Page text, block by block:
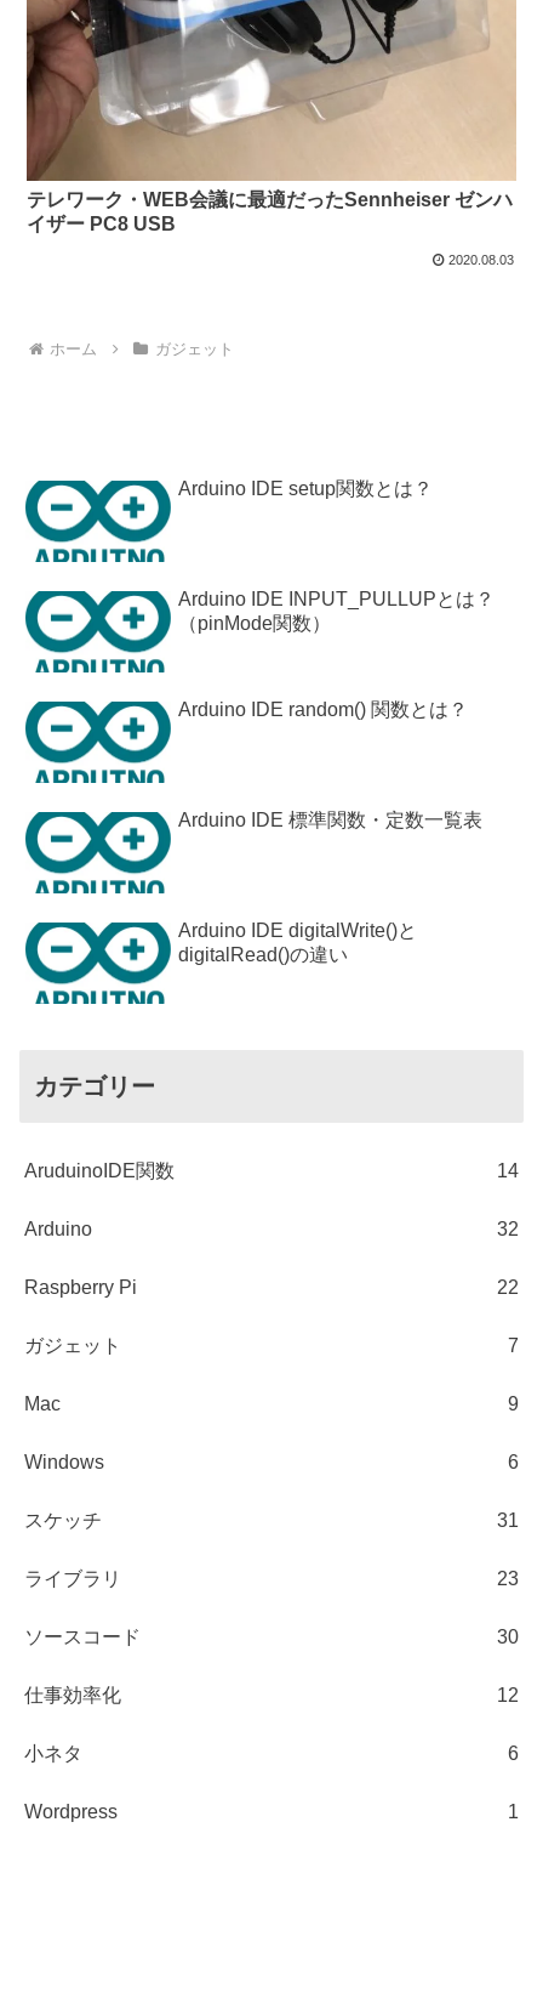
テレワーク・WEB会議に最適だったSennheiser ゼンハ
イザー PC8 USB
2020.08.03
ホーム ガジェット
Arduino IDE setup関数とは？
Arduino IDE INPUT_PULLUPとは？
（pinMode関数）
Arduino IDE random() 関数とは？
Arduino IDE 標準関数・定数一覧表
Arduino IDE digitalWrite()と
digitalRead()の違い
カテゴリー
AruduinoIDE関数 14
Arduino 32
Raspberry Pi 22
ガジェット 7
Mac 9
Windows 6
スケッチ 31
ライブラリ 23
ソースコード 30
仕事効率化 12
小ネタ 6
Wordpress 1